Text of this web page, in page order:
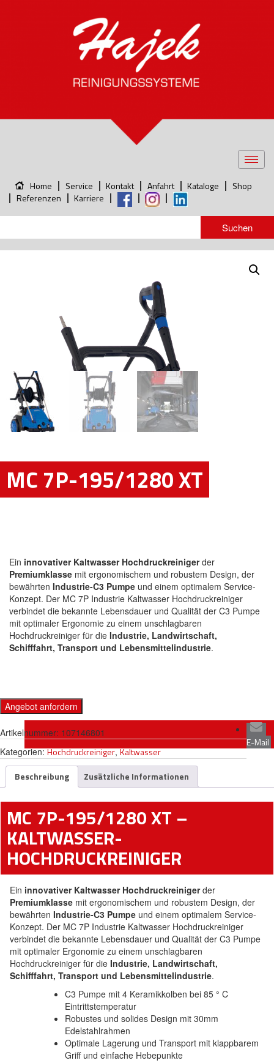
Home Service Kontakt Anfahrt Kataloge
Shop
Referenzen
Karriere
MC 7P-195/1280 XT
Ein innovativer Kaltwasser Hochdruckreinigerder
Premiumklasse mit ergonomischem und robustem Design, der
bewährten Industrie-C3 Pumpe und einem optimalem Service-
Konzept. Der MC 7P Industrie Kaltwasser Hochdruckreiniger
verbindet die bekannte Lebensdauer und Qualität der C3 Pumpe
mit optimaler Ergonomie zu einem unschlagbaren
Hochdruckreiniger für die Industrie, Landwirtschaft,
Schifffahrt, Transport und Lebensmittelindustrie.
Angebot anfordern
Artikelnummer: 107146801
Kategorien:Hochdruckreiniger,Kaltwasser
E-Mail
Beschreibung Zusätzliche Informationen
MC 7P-195/1280 XT –
KALTWASSER-
HOCHDRUCKREINIGER
Ein innovativer Kaltwasser Hochdruckreinigerder
Premiumklasse mit ergonomischem und robustem Design, der
bewährten Industrie-C3 Pumpe und einem optimalem Service-
Konzept. Der MC 7P Industrie Kaltwasser Hochdruckreiniger
verbindet die bekannte Lebensdauer und Qualität der C3 Pumpe
mit optimaler Ergonomie zu einem unschlagbaren
Hochdruckreiniger für die Industrie, Landwirtschaft,
Schifffahrt, Transport und Lebensmittelindustrie.
C3 Pumpe mit 4 Keramikkolben bei 85 ° C
Eintrittstemperatur
Robustes und solides Design mit 30mm
Edelstahlrahmen
Optimale Lagerung und Transport mit klappbarem
Griff und einfache Hebepunkte